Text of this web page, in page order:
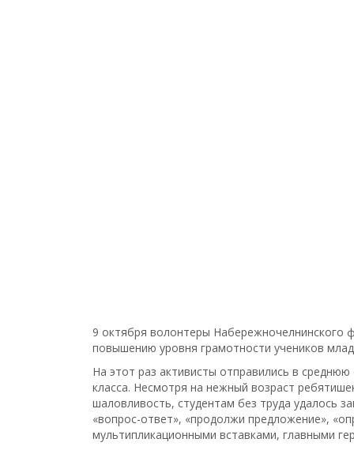
9 октября волонтеры
повышению уровня грамотности учеников
На этот раз активисты отправились в
класса. Несмотря на нежный возраст
шаловливость, студентам без труда удалось
«вопрос-ответ», «продолжи предложение»,
мультипликационными вставками, главными